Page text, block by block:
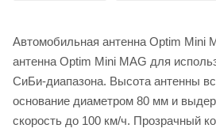
Автомобильная антенна Optim Mini
антенна Optim Mini MAG для
СиБи-диапазона. Высота антенны
основание диаметром 80 мм и
скорость до 100 км/ч. Прозрачный